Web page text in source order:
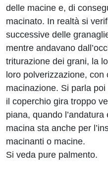
delle macine e, di
macinato. In realtà si
successive delle
mentre andavano
triturazione dei grani, la
loro polverizzazione,
macinazione. Si parla
il coperchio gira troppo
piana, quando
macina sta anche per
macinanti o macine.
Si veda pure palmento.